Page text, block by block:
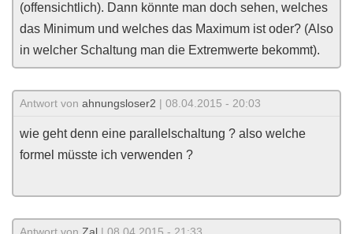
(offensichtlich). Dann könnte man doch sehen, welches
das Minimum und welches das Maximum ist oder? (Also
in welcher Schaltung man die Extremwerte bekommt).
Antwort von ahnungsloser2 | 08.04.2015 - 20:03
wie geht denn eine parallelschaltung ? also welche
formel müsste ich verwenden ?